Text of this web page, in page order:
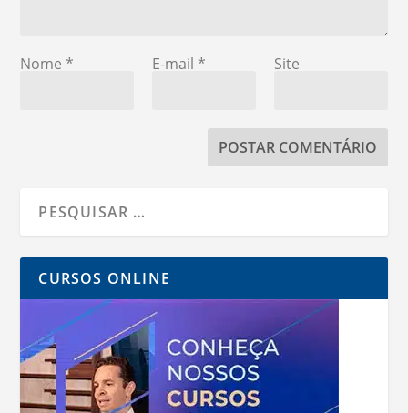
Nome * E-mail * Site
CURSOS ONLINE